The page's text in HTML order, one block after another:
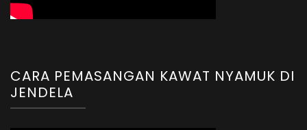
CARA PEMASANGAN KAWAT NYAMUK DI
JENDELA